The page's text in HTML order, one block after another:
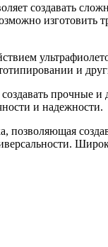
создавать
и
прочные
и надежности.